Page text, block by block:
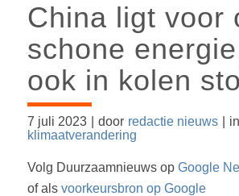
China ligt voor
schone
ook in kolen
7 juli 2023 door redactie nieuws in
klimaatverandering
Volg Duurzaamnieuws op Google
of als voorkeursbron op Google